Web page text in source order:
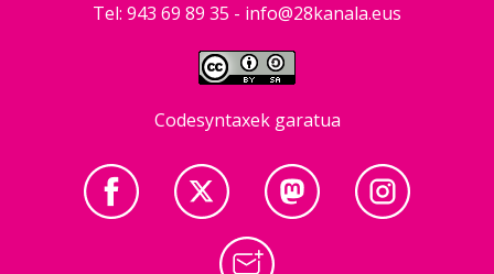
Tel: 943 69 89 35 - info@28kanala.eus
Codesyntaxek garatua